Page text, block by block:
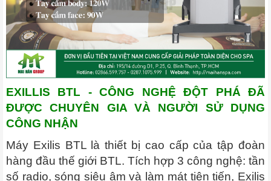
EXILLIS BTL - CÔNG NGHỆ ĐỘT PHÁ ĐÃ
ĐƯỢC CHUYÊN GIA VÀ NGƯỜI SỬ DỤNG
CÔNG NHẬN
Máy Exilis BTL là thiết bị cao cấp của tập đoàn
hàng đầu thế giới BTL. Tích hợp 3 công nghệ: tần
số radio, sóng siêu âm và làm mát tiên tiến, Exilis